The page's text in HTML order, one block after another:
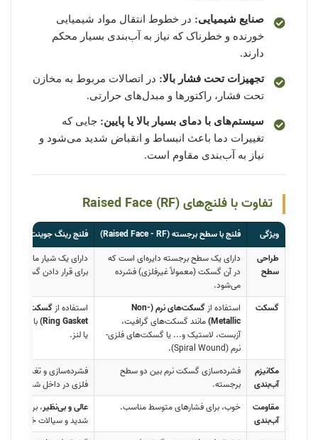
صنایع شیمیایی: در خطوط انتقال مواد شیمیایی
خورنده و خطرناک که نیاز به آب‌بندی بسیار محکم
دارند.
تجهیزات تحت فشار بالا: در اتصالات مربوط به مخازن
تحت فشار، راکتورها و مبدل‌های حرارتی.
سیستم‌های با دمای بسیار بالا یا پایین: جایی که
تغییرات دما باعث انبساط و انقباض شدید می‌شود و
نیاز به آب‌بندی مقاوم است.
تفاوت با فلنج‌های Raised Face (RF)
ویژگی فلنج با سطح برجسته (Raised Face - RF)
فلنج رینگ جوینت (Ring Type Joint - RTJ)
طراحی
سطح
دارای یک سطح برجسته دایره‌ای است که
در آن گسکت (معمولاً غیرفلزی) فشرده
می‌شود.
برای قرار دادن گسکت
گسکت استفاده از
گسکت‌های نرم (Non-
Metallic) مانند گسکت‌های گرافیت،
آزبست، لاستیک و... یا گسکت‌های فلزی-
نرم (Spiral Wound).
استفاده از
Ring Gasket) با مقطع
یا لنز.
مکانیزم
آب‌بندی
فشرده‌سازی گسکت نرم بین دو سطح
برجسته.
فشرده‌سازی و تغییر
فلزی در داخل شیارها
مقاومت
آب‌بندی
خوب، برای فشارهای متوسط مناسب. عالی و بی‌نظیر، برای
شدید و سیالات خطرناک.